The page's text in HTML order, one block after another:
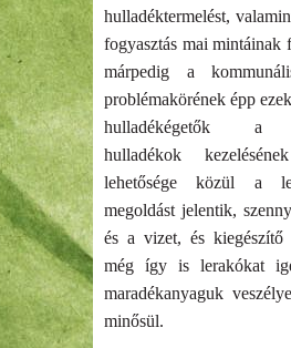
hulladéktermelést,
fogyasztás mai mintáinak
márpedig a
problémakörének épp
hulladékégetők a
hulladékok
lehetősége közül a
megoldást jelentik,
és a vizet, és kiegészítő
még így is lerakókat
maradékanyaguk
minősül.